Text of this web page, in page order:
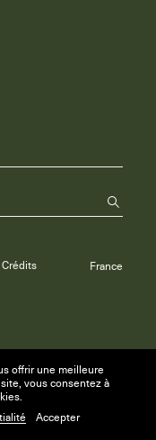
Crédits France
offrir une meilleure
vous consentez à
Accepter